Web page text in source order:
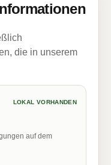
die in unserem
LOKAL VORHANDEN
auf dem